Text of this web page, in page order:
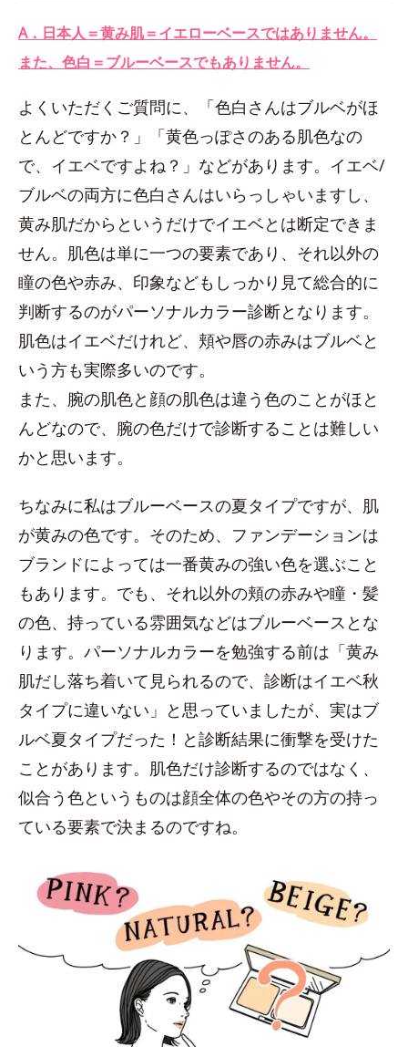
A．日本人＝黄み肌＝イエローベースではありません。
また、色白＝ブルーベースでもありません。
よくいただくご質問に、「色白さんはブルベがほ
とんどですか？」「黄色っぽさのある肌色なの
で、イエベですよね？」などがあります。イエベ/
ブルベの両方に色白さんはいらっしゃいますし、
黄み肌だからというだけでイエベとは断定できま
せん。肌色は単に一つの要素であり、それ以外の
瞳の色や赤み、印象などもしっかり見て総合的に
判断するのがパーソナルカラー診断となります。
肌色はイエベだけれど、頬や唇の赤みはブルベと
いう方も実際多いのです。
また、腕の肌色と顔の肌色は違う色のことがほと
んどなので、腕の色だけで診断することは難しい
かと思います。
ちなみに私はブルーベースの夏タイプですが、肌
が黄みの色です。そのため、ファンデーションは
ブランドによっては一番黄みの強い色を選ぶこと
もあります。でも、それ以外の頬の赤みや瞳・髪
の色、持っている雰囲気などはブルーベースとな
ります。パーソナルカラーを勉強する前は「黄み
肌だし落ち着いて見られるので、診断はイエベ秋
タイプに違いない」と思っていましたが、実はブ
ルベ夏タイプだった！と診断結果に衝撃を受けた
ことがあります。肌色だけ診断するのではなく、
似合う色というものは顔全体の色やその方の持っ
ている要素で決まるのですね。